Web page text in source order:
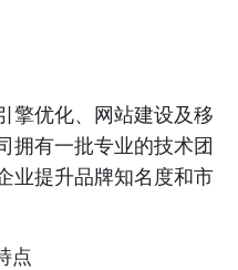
擎优化、网站建设及移
拥有一批专业的技术团
业提升品牌知名度和市
点